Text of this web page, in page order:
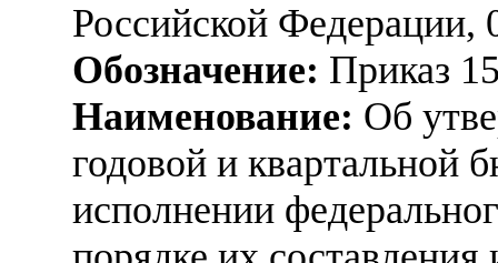
Российской Федерации,
Обозначение: Приказ
Наименование: Об
годовой и квартальной
исполнении